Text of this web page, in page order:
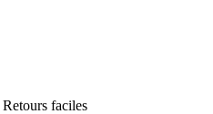
Retours faciles